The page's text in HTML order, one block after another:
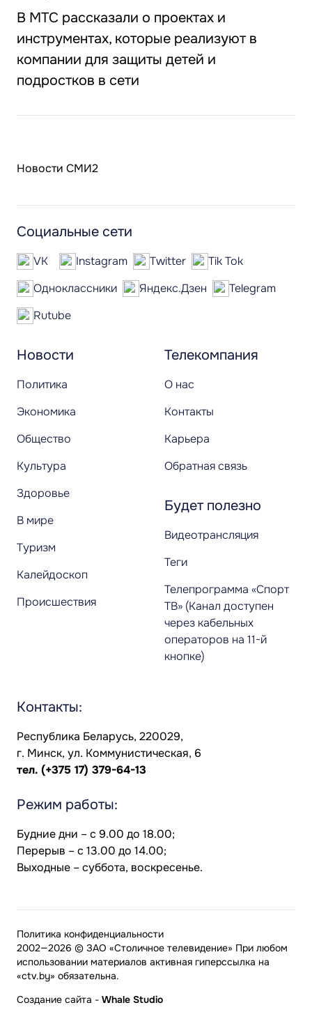
В МТС рассказали о проектах и
инструментах, которые реализуют в
компании для защиты детей и
подростков в сети
Новости СМИ2
Новости
Политика
Экономика
Общество
Культура
Здоровье
В мире
Туризм
Калейдоскоп
Происшествия
Телекомпания
О нас
Контакты
Карьера
Обратная связь
Будет полезно
Видеотрансляция
Теги
Телепрограмма «Спорт
ТВ» (Канал доступен
через кабельных
операторов на 11-й
кнопке)
Социальные сети
VK Instagram Twitter
Tik Tok
Одноклассники
Яндекс.Дзен
Telegram
Rutube
Контакты:
Республика Беларусь, 220029,
г. Минск, ул. Коммунистическая, 6
тел. (+375 17) 379-64-13
Режим работы:
Будние дни – с 9.00 до 18.00;
Перерыв – с 13.00 до 14.00;
Выходные – суббота, воскресенье.
2002—2026 © ЗАО «Столичное телевидение» При любом
использовании материалов активная гиперссылка на
«ctv.by» обязательна.
Политика конфиденциальности
Создание сайта - Whale Studio